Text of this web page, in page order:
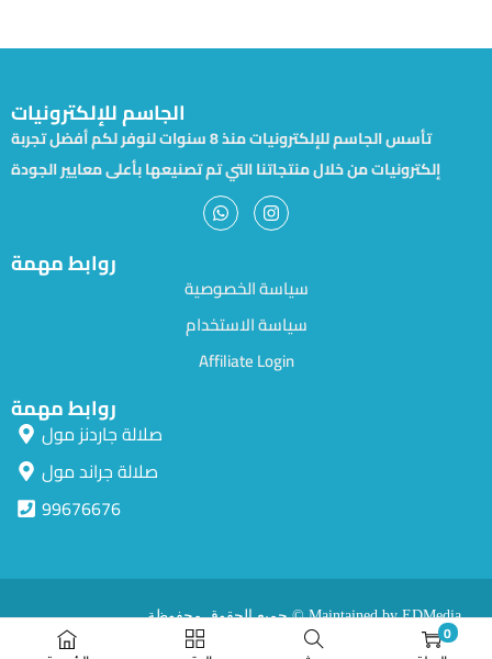
0
الجاسم للإلكترونيات
تأسس الجاسم للإلكترونيات منذ 8 سنوات لنوفر لكم أفضل تجربة
إلكترونيات من خلال منتجاتنا التي تم تصنيعها بأعلى معايير الجودة
روابط مهمة
سياسة الخصوصية
سياسة الاستخدام
Affiliate Login
روابط مهمة
صلالة جاردنز مول
صلالة جراند مول
99676676
جميع الحقوق محفوظة © Maintained by EDMedia.